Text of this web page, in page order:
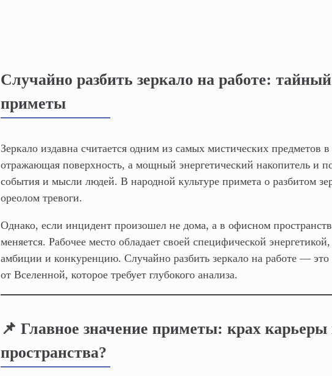
Случайно разбить зеркало на работе:
приметы
Зеркало издавна считается одним из самых мистических предметов
отражающая поверхность, а мощный энергетический накопитель и
события и мысли людей. В народной культуре примета о разбитом
ореолом тревоги.
Однако, если инцидент произошел не дома, а в офисном
меняется. Рабочее место обладает своей специфической
амбиции и конкуренцию. Случайно разбить зеркало на работе —
от Вселенной, которое требует глубокого анализа.
📌 Главное значение приметы: крах
пространства?